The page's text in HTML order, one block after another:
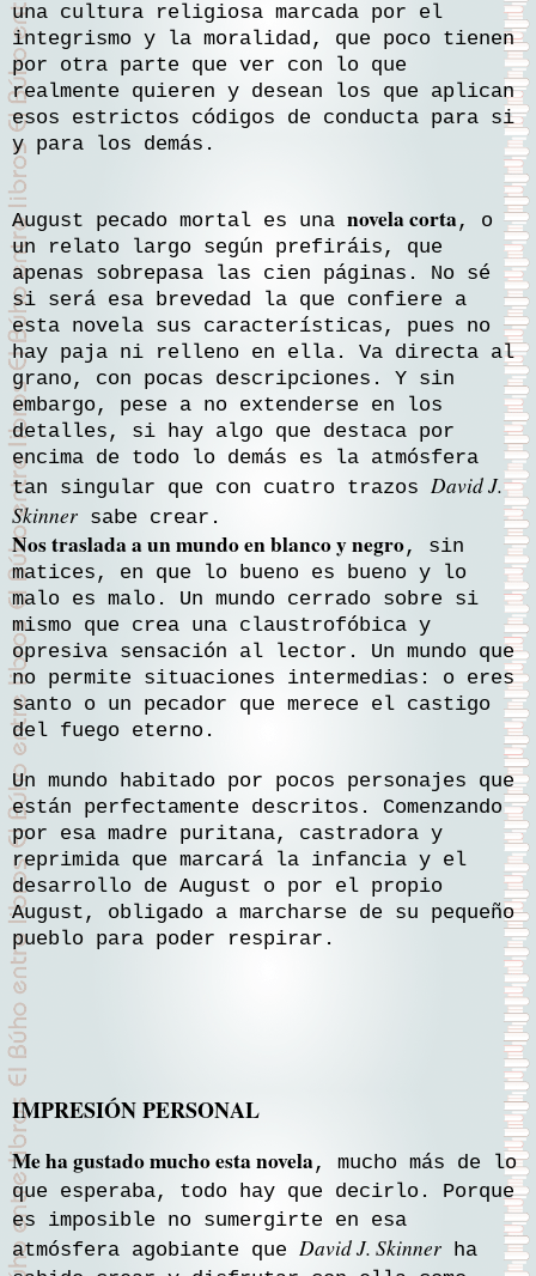
una cultura religiosa marcada por el
integrismo y la moralidad, que poco tienen
por otra parte que ver con lo que
realmente quieren y desean los que aplican
esos estrictos códigos de conducta para si
y para los demás.
August pecado mortal es una novela corta , o
un relato largo según prefiráis, que
apenas sobrepasa las cien páginas. No sé
si será esa brevedad la que confiere a
esta novela sus características, pues no
hay paja ni relleno en ella. Va directa al
grano, con pocas descripciones. Y sin
embargo, pese a no extenderse en los
detalles, si hay algo que destaca por
encima de todo lo demás es la atmósfera
tan singular que con cuatro trazos David J.
Skinner sabe crear.
Nos traslada a un mundo en blanco y negro, sin
matices, en que lo bueno es bueno y lo
malo es malo. Un mundo cerrado sobre si
mismo que crea una claustrofóbica y
opresiva sensación al lector. Un mundo que
no permite situaciones intermedias: o eres
santo o un pecador que merece el castigo
del fuego eterno.
Un mundo habitado por pocos personajes que
están perfectamente descritos. Comenzando
por esa madre puritana, castradora y
reprimida que marcará la infancia y el
desarrollo de August o por el propio
August, obligado a marcharse de su pequeño
pueblo para poder respirar.
IMPRESIÓN PERSONAL
Me ha gustado mucho esta novela , mucho más de lo
que esperaba, todo hay que decirlo. Porque
es imposible no sumergirte en esa
atmósfera agobiante que David J. Skinner ha